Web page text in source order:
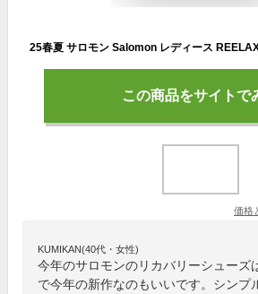
この商品をサイトで
価格
KUMIKAN(40代・女性)
今年のサロモンのリカバリーシューズ
で今年の新作なのもいいです。シンプ